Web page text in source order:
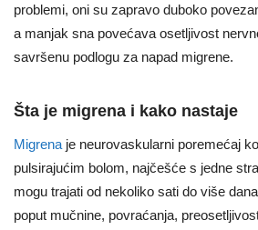
problemi, oni su zapravo duboko
a manjak sna povećava osetljivost
savršenu podlogu za napad migrene.
Šta je migrena i kako nastaje
Migrena je neurovaskularni poremećaj
pulsirajućim bolom, najčešće s jedne
mogu trajati od nekoliko sati do više
poput mučnine, povraćanja,